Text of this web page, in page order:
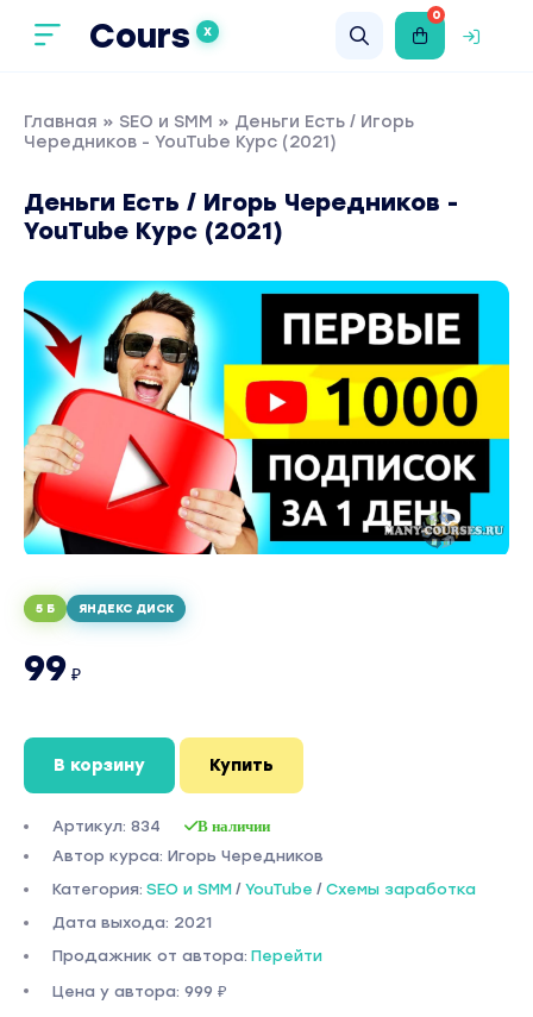
Cours X
0
Главная » SEO и SMM » Деньги Есть / Игорь
Чередников - YouTube Курс (2021)
Деньги Есть / Игорь Чередников -
YouTube Курс (2021)
5 Б ЯНДЕКС ДИСК
99 ₽
В корзину Купить
Артикул: 834 В наличии
Автор курса: Игорь Чередников
Категория: SEO и SMM / YouTube / Схемы заработка
Дата выхода: 2021
Продажник от автора: Перейти
Цена у автора: 999 ₽